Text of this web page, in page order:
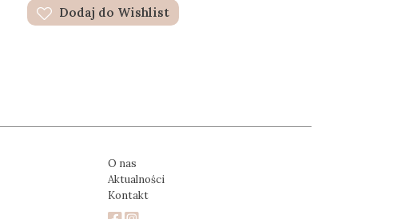
Dodaj do Wishlist
O nas
Aktualności
Kontakt